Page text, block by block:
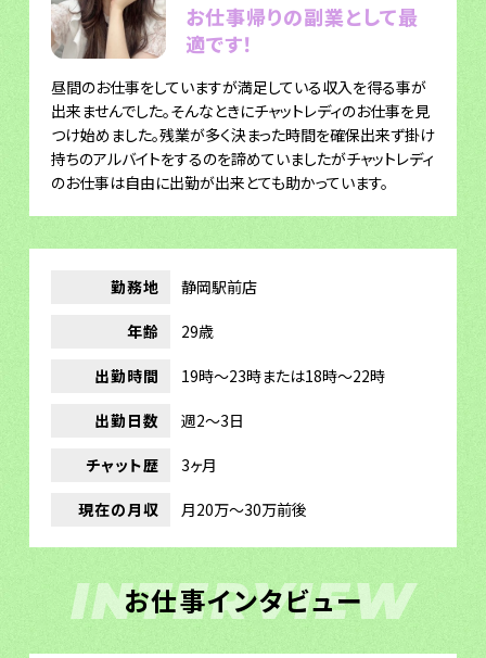
お仕事帰りの副業として最
適です！
昼間のお仕事をしていますが満足している収入を得る事が
出来ませんでした。そんなときにチャットレディのお仕事を見
つけ始めました。残業が多く決まった時間を確保出来ず掛け
持ちのアルバイトをするのを諦めていましたがチャットレディ
のお仕事は自由に出勤が出来とても助かっています。
勤務地 静岡駅前店
年齢 29歳
出勤時間 19時～23時または18時～22時
出勤日数 週2～3日
チャット歴 3ヶ月
現在の月収 月20万～30万前後
お仕事インタビュー
INTERVIEW